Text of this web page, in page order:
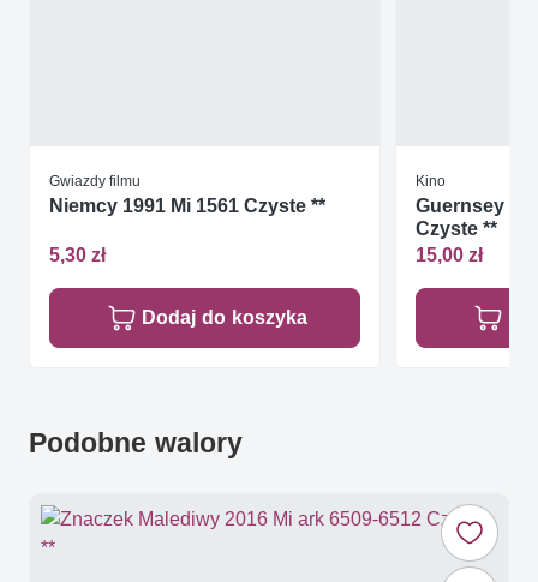
Gwiazdy filmu
Niemcy 1991 Mi 1561 Czyste **
5,30 zł
Dodaj do koszyka
Kino
Guernsey
Czyste **
15,00 zł
Podobne walory